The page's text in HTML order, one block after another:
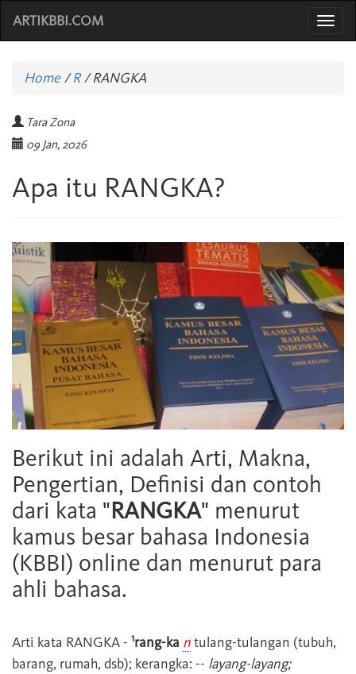
ARTIKBBI.COM
Home/R /RANGKA
Tara Zona
09 Jan, 2026
Apa itu RANGKA?
Berikut ini adalah Arti, Makna,
Pengertian, Definisi dan contoh
dari kata "RANGKA" menurut
kamus besar bahasa Indonesia
(KBBI) online dan menurut para
ahli bahasa.
Arti kata RANGKA - 1rang-ka ntulang-tulangan (tubuh,
barang, rumah, dsb); kerangka: -- layang-layang;